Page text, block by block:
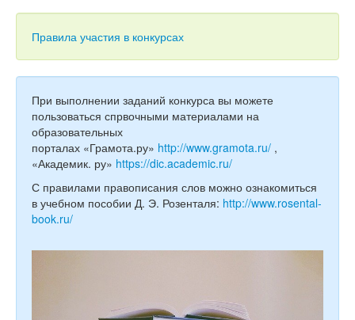
Тесты
Игры
Учитель
Правила участия в конкурсах
При выполнении заданий конкурса вы можете
пользоваться спрвочными материалами на
образовательных
порталах «Грамота.ру» http://www.gramota.ru/ ,
«Академик. ру» https://dic.academic.ru/
С правилами правописания слов можно ознакомиться
в учебном пособии Д. Э. Розенталя: http://www.rosental-
book.ru/